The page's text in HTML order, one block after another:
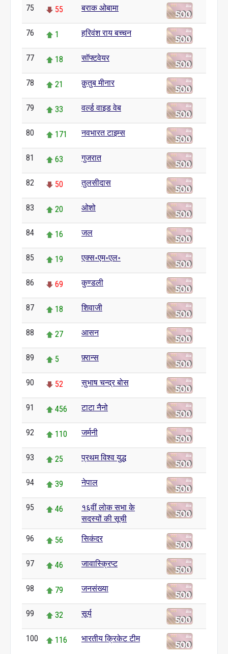
75 55 बराक ओबामा
76 1 हरिवंश राय बच्चन
77 18 सॉफ्टवेयर
78 21 क़ुतुब मीनार
79 33 वर्ल्ड वाइड वेब
80 171 नवभारत टाइम्स
81 63 गुजरात
82 50 तुलसीदास
83 20 ओशो
84 16 जल
85 19 एक्स॰एम॰एल॰
86 69 कुण्डली
87 18 शिवाजी
88 27 आसन
89 5 फ़्रान्स
90 52 सुभाष चन्द्र बोस
91 456 टाटा नैनो
92 110 जर्मनी
93 25 प्रथम विश्व युद्ध
94 39 नेपाल
95 46
१६वीं लोक सभा के
सदस्यों की सूची
96 56 सिकंदर
97 46 जावास्क्रिप्ट
98 79 जनसंख्या
99 32 सूर्य
100 116 भारतीय क्रिकेट टीम